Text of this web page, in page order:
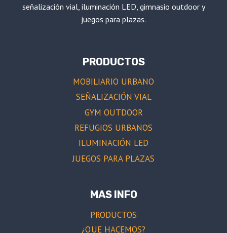
señalización vial, iluminación LED, gimnasio outdoor y
juegos para plazas.
PRODUCTOS
MOBILIARIO URBANO
SEÑALIZACIÓN VIAL
GYM OUTDOOR
REFUGIOS URBANOS
ILUMINACIÓN LED
JUEGOS PARA PLAZAS
MAS INFO
PRODUCTOS
¿QUE HACEMOS?